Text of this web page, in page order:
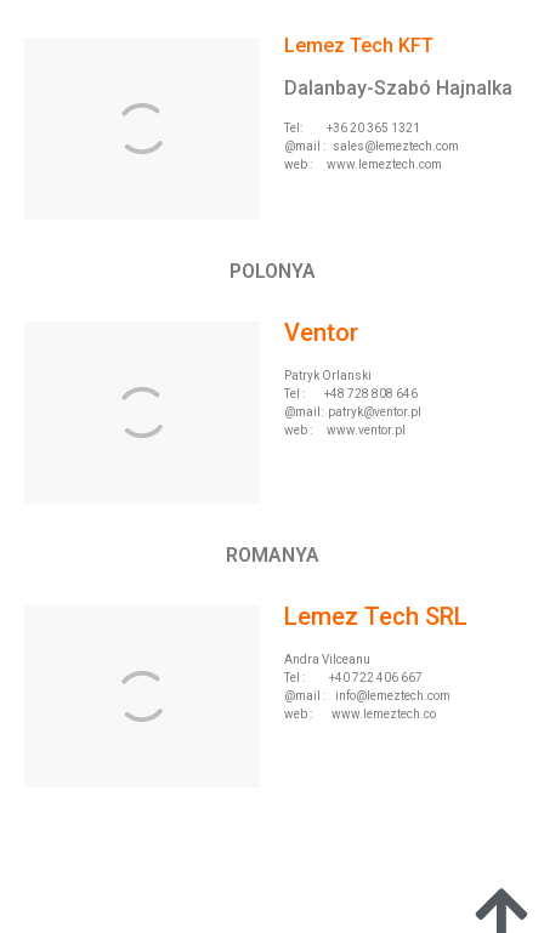
Lemez Tech KFT
Dalanbay-Szabó Hajnalka
Tel: +36 20 365 1321
@mail : sales@lemeztech.com
web : www.lemeztech.com
POLONYA
Ventor
Patryk Orlanski
Tel : +48 728 808 646
@mail: patryk@ventor.pl
web : www.ventor.pl
ROMANYA
Lemez Tech SRL
Andra Vilceanu
Tel : +40 722 406 667
@mail : info@lemeztech.com
web : www.lemeztech.co